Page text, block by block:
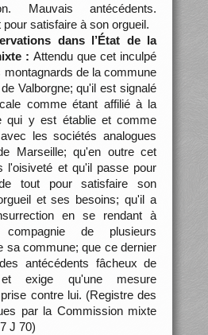
Mauvais antécédents.
pour satisfaire à son orgueil.
dans l’État de la
: Attendu que cet inculpé
montagnards de la commune
Valborgne; qu'il est signalé
comme étant affilié à la
qui y est établie et comme
les sociétés analogues
Marseille; qu'en outre cet
l'oisiveté et qu'il passe pour
tout pour satisfaire son
et ses besoins; qu'il a
en se rendant à
de plusieurs
sa commune; que ce dernier
antécédents fâcheux de
exige qu'une mesure
contre lui. (Registre des
par la Commission mixte
J 70)